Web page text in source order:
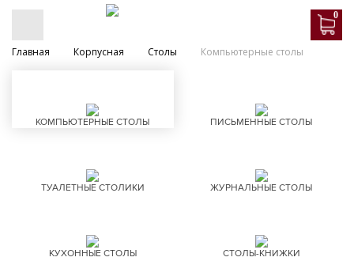
0
Главная Корпусная Столы Компьютерные столы
КОМПЬЮТЕРНЫЕ СТОЛЫ ПИСЬМЕННЫЕ СТОЛЫ
ТУАЛЕТНЫЕ СТОЛИКИ ЖУРНАЛЬНЫЕ СТОЛЫ
КУХОННЫЕ СТОЛЫ СТОЛЫ-КНИЖКИ